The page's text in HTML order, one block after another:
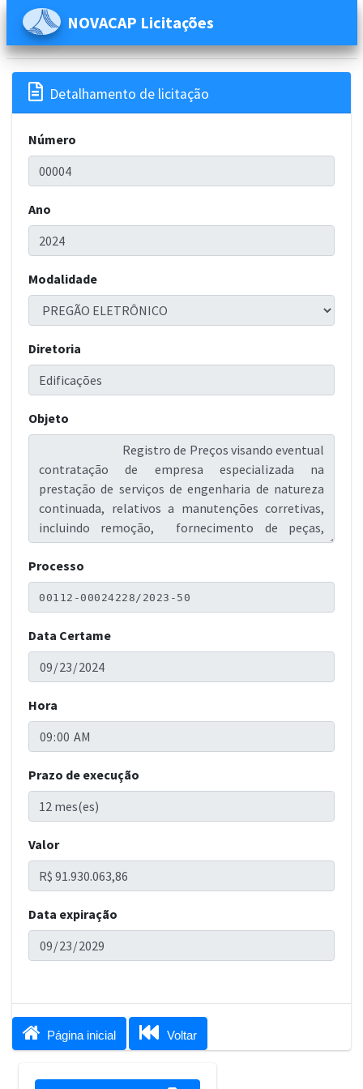
NOVACAP Licitações
 Detalhamento de licitação
Número
Ano
Modalidade
Diretoria
Objeto
Processo
Data Certame
Hora
Prazo de execução
Valor
Data expiração
 Página inicial  Voltar